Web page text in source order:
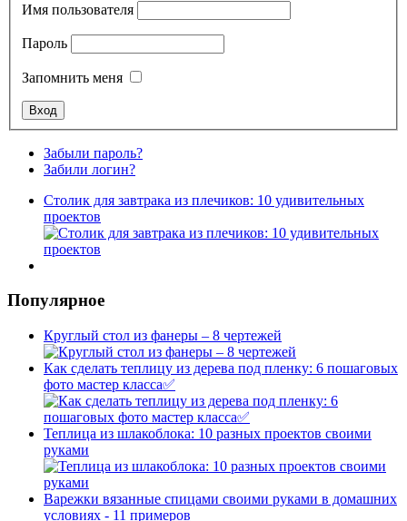
Имя пользователя
Пароль
Запомнить меня
Забыли пароль?
Забили логин?
Столик для завтрака из плечиков: 10 удивительных
проектов
Популярное
Круглый стол из фанеры – 8 чертежей
Как сделать теплицу из дерева под пленку: 6 пошаговых
фото мастер класса✅
Теплица из шлакоблока: 10 разных проектов своими
руками
Варежки вязанные спицами своими руками в домашних
условиях - 11 примеров